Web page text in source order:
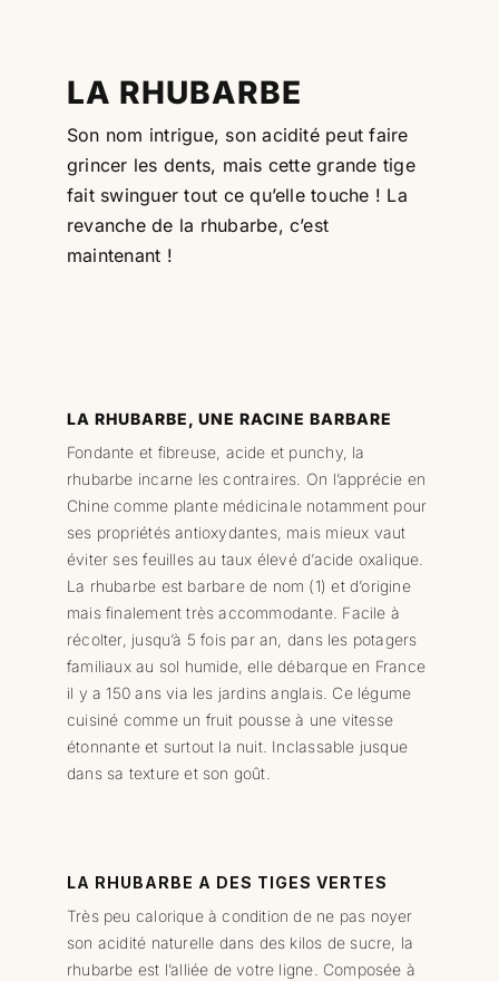
LA RHUBARBE
Son nom intrigue, son acidité peut faire
grincer les dents, mais cette grande tige
fait swinguer tout ce qu’elle touche ! La
revanche de la rhubarbe, c’est
maintenant !
LA RHUBARBE, UNE RACINE BARBARE
Fondante et fibreuse, acide et punchy, la
rhubarbe incarne les contraires. On l’apprécie en
Chine comme plante médicinale notamment pour
ses propriétés antioxydantes, mais mieux vaut
éviter ses feuilles au taux élevé d’acide oxalique.
La rhubarbe est barbare de nom (1) et d’origine
mais finalement très accommodante. Facile à
récolter, jusqu’à 5 fois par an, dans les potagers
familiaux au sol humide, elle débarque en France
il y a 150 ans via les jardins anglais. Ce légume
cuisiné comme un fruit pousse à une vitesse
étonnante et surtout la nuit. Inclassable jusque
dans sa texture et son goût.
LA RHUBARBE A DES TIGES VERTES
Très peu calorique à condition de ne pas noyer
son acidité naturelle dans des kilos de sucre, la
rhubarbe est l’alliée de votre ligne. Composée à